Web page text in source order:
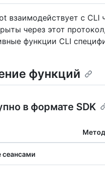
взаимодействует с
через этот
функции CLI
функций
в формате SDK
сеансами